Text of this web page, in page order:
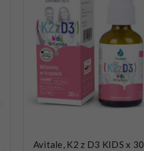
Avitale, K2 z D3 KIDS x 30